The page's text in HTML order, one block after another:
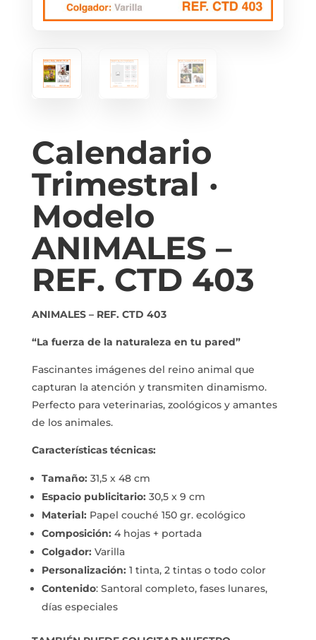
Calendario
Trimestral ·
Modelo
ANIMALES –
REF. CTD 403
ANIMALES – REF. CTD 403
“La fuerza de la naturaleza en tu pared”
Fascinantes imágenes del reino animal que
capturan la atención y transmiten dinamismo.
Perfecto para veterinarias, zoológicos y amantes
de los animales.
Características técnicas:
Tamaño: 31,5 x 48 cm
Espacio publicitario: 30,5 x 9 cm
Material: Papel couché 150 gr. ecológico
Composición: 4 hojas + portada
Colgador: Varilla
Personalización: 1 tinta, 2 tintas o todo color
Contenido: Santoral completo, fases lunares,
días especiales